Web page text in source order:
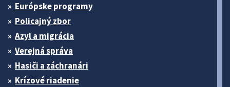
Európske programy
Policajný zbor
Azyl a migrácia
Verejná správa
Hasiči a záchranári
Krízové riadenie